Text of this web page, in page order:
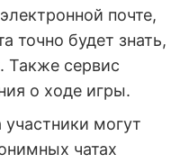
почте,
точно будет знать,
Также сервис
о ходе игры.
могут
чатах